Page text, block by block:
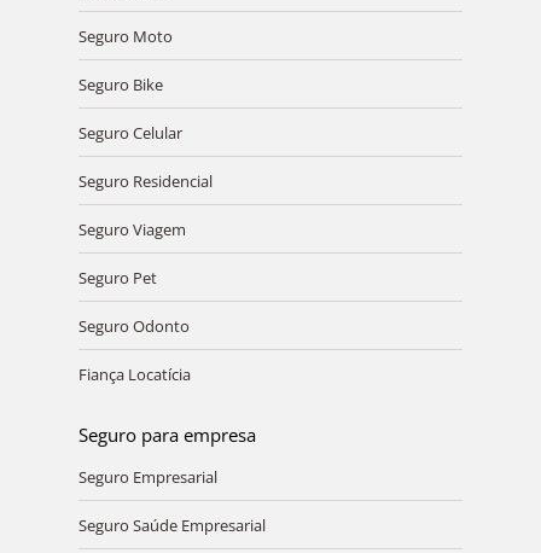
Seguro Moto
Seguro Bike
Seguro Celular
Seguro Residencial
Seguro Viagem
Seguro Pet
Seguro Odonto
Fiança Locatícia
Seguro para empresa
Seguro Empresarial
Seguro Saúde Empresarial